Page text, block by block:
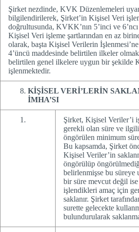
Şirket nezdinde, KVK Düzenlemeleri
bilgilendirilerek, Şirket’in Kişisel Veri
doğrultusunda, KVKK’nın 5’inci ve
Kişisel Veri işleme şartlarından en az birine
olarak, başta Kişisel Verilerin
4’üncü maddesinde belirtilen ilkeler
belirtilen genel ilkelere uygun bir şekilde
işlenmektedir.
KİŞİSEL VERİ’LERİN
İMHA’SI
Şirket, Kişisel Veriler’i
gerekli olan süre ve
öngörülen minimum
Bu kapsamda, Şirket
Kişisel Veriler’in
öngörülüp
belirlenmişse bu süreye
bir süre mevcut değil
işlendikleri amaç için
saklanır. Şirket
surette gelecekte
bulundurularak